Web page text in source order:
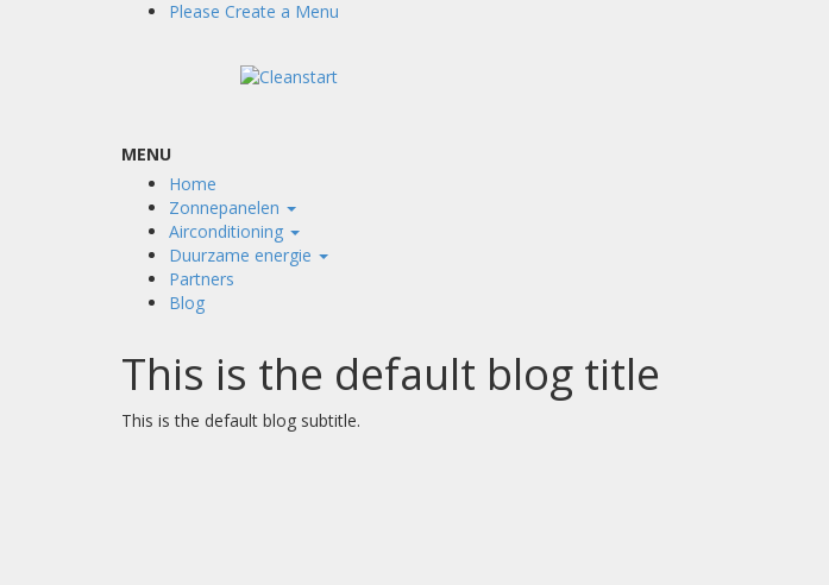
Please Create a Menu
MENU
Home
Zonnepanelen
Airconditioning
Duurzame energie
Partners
Blog
This is the default blog title
This is the default blog subtitle.